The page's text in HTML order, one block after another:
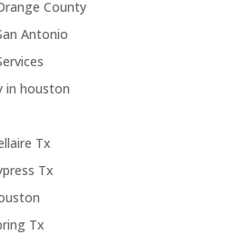
County
Antonio
in houston
Tx
Tx
Tx